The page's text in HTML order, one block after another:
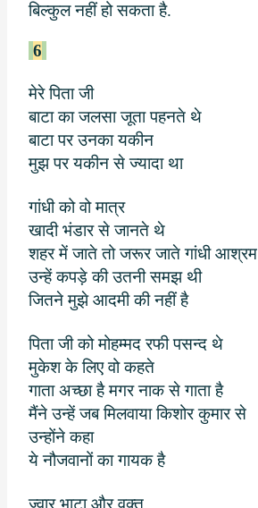
बिल्कुल नहीं हो सकता है.
6
मेरे पिता जी
बाटा का जलसा जूता पहनते थे
बाटा पर उनका यकीन
मुझ पर यकीन से ज्यादा था
गांधी को वो मात्र
खादी भंडार से जानते थे
शहर में जाते तो जरूर जाते गांधी आश्रम
उन्हें कपड़े की उतनी समझ थी
जितने मुझे आदमी की नहीं है
पिता जी को मोहम्मद रफी पसन्द थे
मुकेश के लिए वो कहते
गाता अच्छा है मगर नाक से गाता है
मैंने उन्हें जब मिलवाया किशोर कुमार से
उन्होंने कहा
ये नौजवानों का गायक है